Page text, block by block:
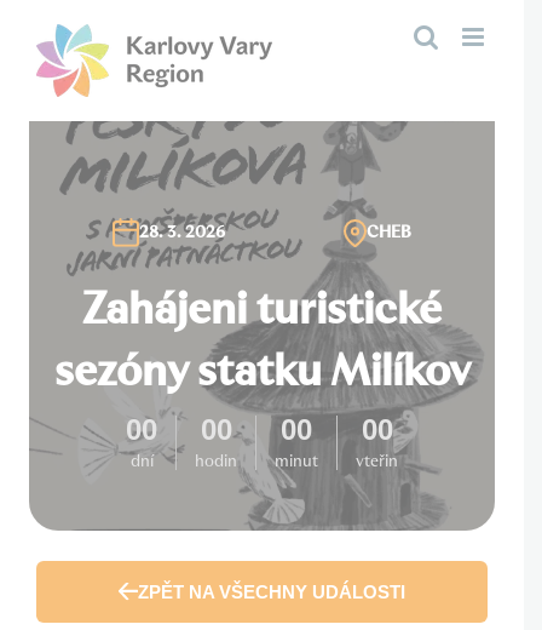
obsah
28. 3. 2026 CHEB
Zahájeni turistické
sezóny statku Milíkov
00
dní
00
hodin
00
minut
00
vteřin
ZPĚT NA VŠECHNY UDÁLOSTI